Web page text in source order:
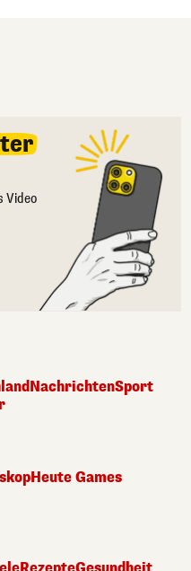
Video
NachrichtenSport
Heute Games